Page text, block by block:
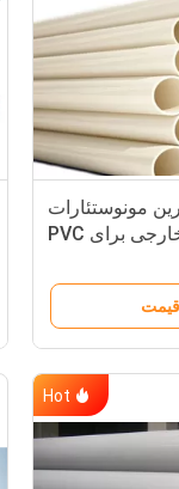
مونوستئارات
قیمت
Hot